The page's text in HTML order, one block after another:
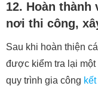
12. Hoàn thành
nơi thi công,
Sau khi hoàn thiện
được kiểm tra lại
quy trình gia công